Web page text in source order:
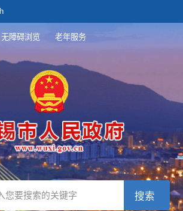
无障碍浏览 老年服务